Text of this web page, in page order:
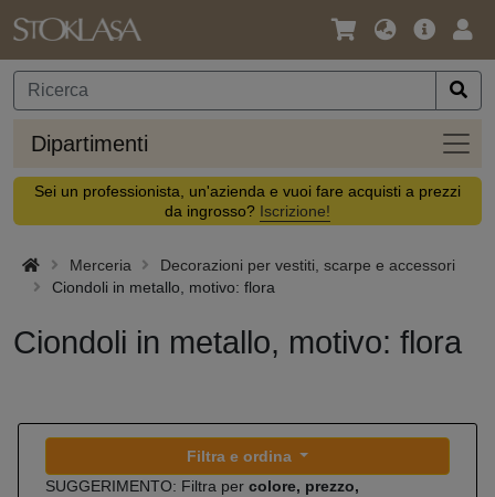
Lingua
Valuta
Offerta
Dipartimenti
Sei un professionista, un'azienda e vuoi fare acquisti a prezzi
da ingrosso? Iscrizione!
Merceria
Decorazioni per vestiti, scarpe e accessori
Ciondoli in metallo, motivo: flora
Ciondoli in metallo, motivo: flora
Filtra e ordina
SUGGERIMENTO: Filtra per colore, prezzo,